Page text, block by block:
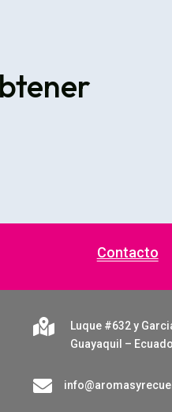
Contacto

Luque #632 y
Guayaquil –
